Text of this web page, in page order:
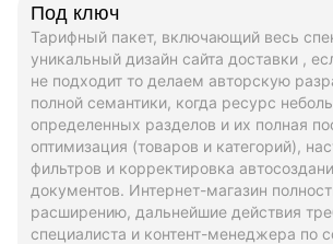
Под ключ
Тарифный пакет, включающий весь
уникальный дизайн сайта доставки ,
не подходит то делаем авторскую
полной семантики, когда ресурс
определенных разделов и их полная
оптимизация (товаров и категорий),
фильтров и корректировка
документов. Интернет-магазин
расширению, дальнейшие действия
специалиста и контент-менеджера по